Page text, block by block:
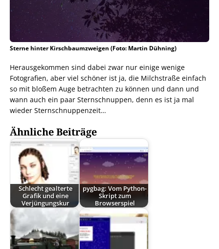
Sterne hinter Kirschbaumzweigen (Foto: Martin Dühning)
Herausgekommen sind dabei zwar nur einige wenige
Fotografien, aber viel schöner ist ja, die Milchstraße einfach
so mit bloßem Auge betrachten zu können und dann und
wann auch ein paar Sternschnuppen, denn es ist ja mal
wieder Sternschnuppenzeit…
Ähnliche Beiträge
Schlecht gealterte
Grafik und eine
Verjüngungskur
pygbag: Vom Python-
Skript zum
Browserspiel